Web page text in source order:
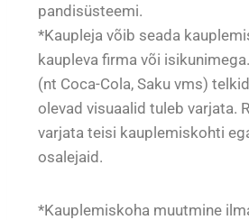
pandisüsteemi.
*Kaupleja võib seada
kaupleva firma või
(nt Coca-Cola, Saku vms)
olevad visuaalid tuleb varjata.
varjata teisi kauplemiskohti
osalejaid.
*Kauplemiskoha muutmine